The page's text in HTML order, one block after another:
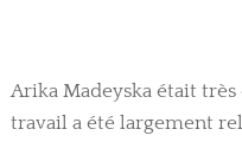
Arika Madeyska était
travail a été largement